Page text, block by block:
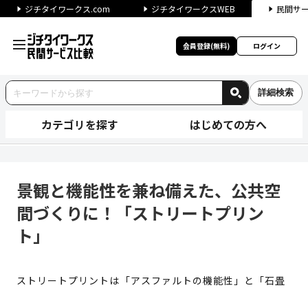
ジチタイワークス.com ジチタイワークスWEB 民間サ
会員登録(無料) ログイン
詳細検索
カテゴリを探す はじめての方へ
景観と機能性を兼ね備えた、公共空
間づくりに！「ストリートプリン
ト」
ストリートプリントは「アスファルトの機能性」と「石畳